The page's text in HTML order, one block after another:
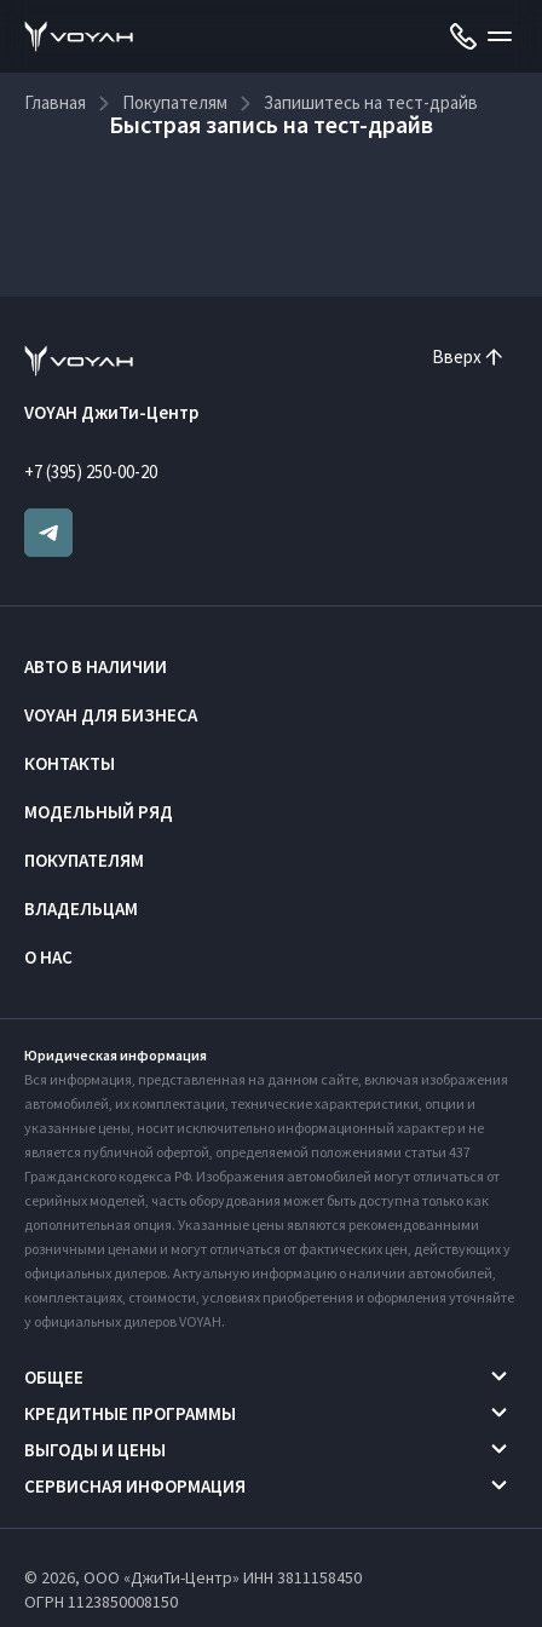
Главная Покупателям Запишитесь на тест-драйв
Быстрая запись на тест-драйв
Вверх
VOYAH ДжиТи-Центр
+7 (395) 250-00-20
АВТО В НАЛИЧИИ
VOYAH ДЛЯ БИЗНЕСА
КОНТАКТЫ
МОДЕЛЬНЫЙ РЯД
ПОКУПАТЕЛЯМ
ВЛАДЕЛЬЦАМ
О НАС
Юридическая информация
Вся информация, представленная на данном сайте, включая изображения
автомобилей, их комплектации, технические характеристики, опции и
указанные цены, носит исключительно информационный характер и не
является публичной офертой, определяемой положениями статьи 437
Гражданского кодекса РФ. Изображения автомобилей могут отличаться от
серийных моделей, часть оборудования может быть доступна только как
дополнительная опция. Указанные цены являются рекомендованными
розничными ценами и могут отличаться от фактических цен, действующих у
официальных дилеров. Актуальную информацию о наличии автомобилей,
комплектациях, стоимости, условиях приобретения и оформления уточняйте
у официальных дилеров VOYAH.
ОБЩЕЕ
КРЕДИТНЫЕ ПРОГРАММЫ
ВЫГОДЫ И ЦЕНЫ
СЕРВИСНАЯ ИНФОРМАЦИЯ
© 2026, ООО «ДжиТи-Центр» ИНН 3811158450
ОГРН 1123850008150